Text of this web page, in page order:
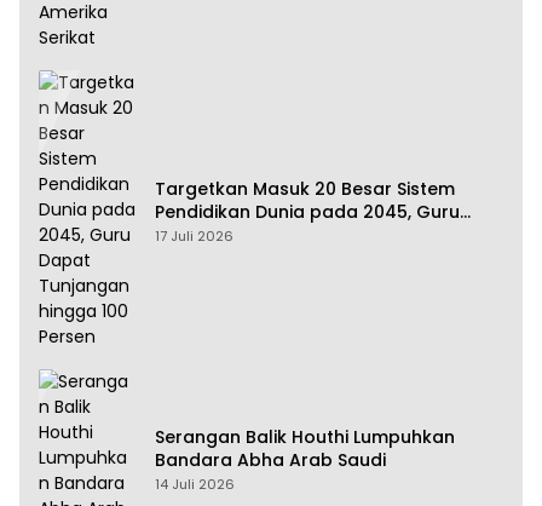
Targetkan Masuk 20 Besar Sistem
Pendidikan Dunia pada 2045, Guru
Dapat Tunjangan hingga 100 Persen
17 Juli 2026
Serangan Balik Houthi Lumpuhkan
Bandara Abha Arab Saudi
14 Juli 2026